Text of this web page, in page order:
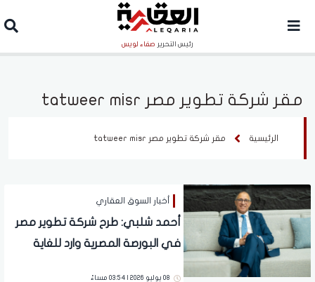
رئيس التحرير صفاء لويس
مقر شركة تطوير مصر tatweer misr
الرئيسية مقر شركة تطوير مصر tatweer misr
أخبار السوق العقاري
أحمد شلبي: طرح شركة تطوير مصر
في البورصة المصرية وارد للغاية
08 يوليو 2026 | 03:54 مساءً